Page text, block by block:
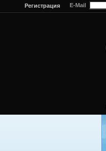
Регистрация E-Mail